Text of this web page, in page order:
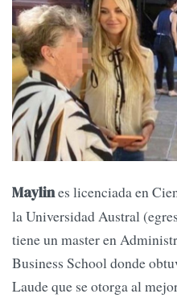
Maylines licenciada en
la Universidad Austral
tiene un master en
Business School donde
Laude que se otorga al